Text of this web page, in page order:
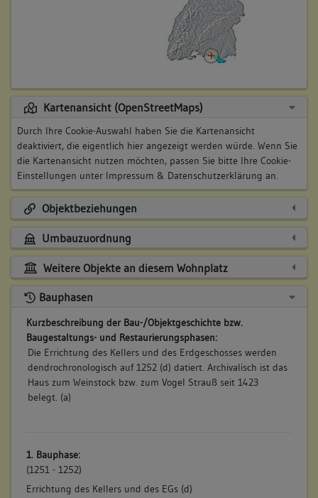
Kartenansicht (OpenStreetMaps)
Durch Ihre Cookie-Auswahl haben Sie die Kartenansicht
deaktiviert, die eigentlich hier angezeigt werden würde. Wenn Sie
die Kartenansicht nutzen möchten, passen Sie bitte Ihre Cookie-
Einstellungen unter Impressum & Datenschutzerklärung an.
Objektbeziehungen
Umbauzuordnung
Weitere Objekte an diesem Wohnplatz
Bauphasen
Kurzbeschreibung der Bau-/Objektgeschichte bzw.
Baugestaltungs- und Restaurierungsphasen:
Die Errichtung des Kellers und des Erdgeschosses werden
dendrochronologisch auf 1252 (d) datiert. Archivalisch ist das
Haus zum Weinstock bzw. zum Vogel Strauß seit 1423
belegt. (a)
1. Bauphase:
(1251 - 1252)
Errichtung des Kellers und des EGs (d)